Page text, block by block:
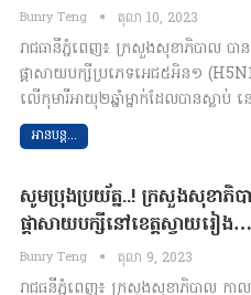
Bunry Teng តុលា 10, 2023
រាជធានីភ្នំពេញ៖ ក្រសួងសុខាភិបាល ប
ផ្តាសាយបក្សីប្រភេទ​អេជ៥អិន១
លើកុមារីអាយុ២ឆ្នាំម្នាក់ដែលបានស្លា
អានបន្ត...
សូមប្រុងប្រយ័ត្ន..! ក្រសួងសុខា
ផ្តាសាយបក្សីនៅខេត្តស្វាយរៀង…
Bunry Teng តុលា 9, 2023
រាជធនីភ្នំពេញ៖ ក្រសួងសុខាភិបាល កា